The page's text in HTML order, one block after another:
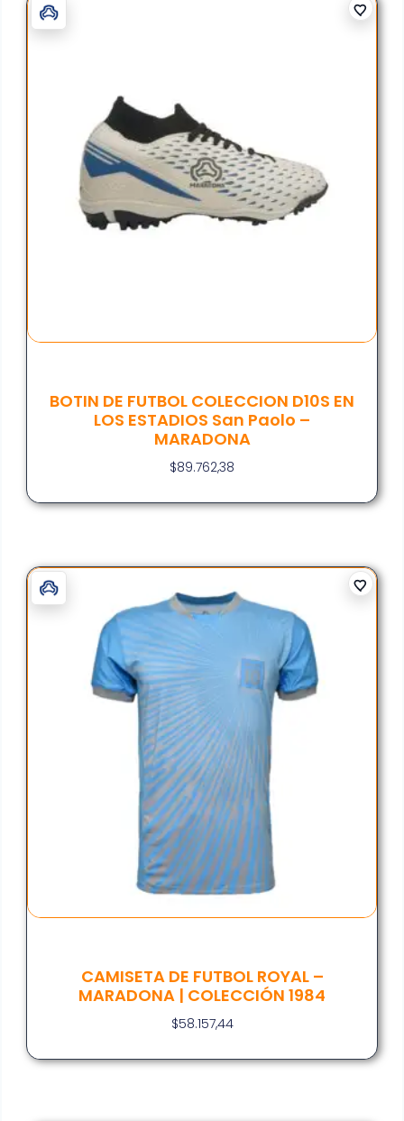
BOTIN DE FUTBOL COLECCION D10S EN
LOS ESTADIOS San Paolo –
MARADONA
$89.762,38
CAMISETA DE FUTBOL ROYAL –
MARADONA | COLECCIÓN 1984
$58.157,44